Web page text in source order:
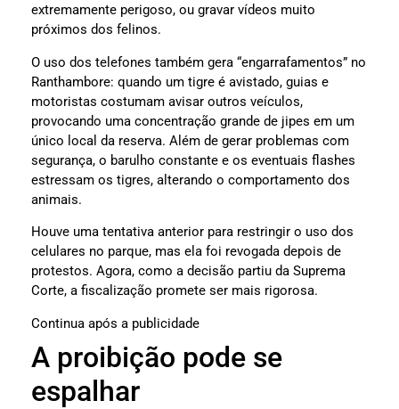
extremamente perigoso, ou gravar vídeos muito
próximos dos felinos.
O uso dos telefones também gera “engarrafamentos” no
Ranthambore: quando um tigre é avistado, guias e
motoristas costumam avisar outros veículos,
provocando uma concentração grande de jipes em um
único local da reserva. Além de gerar problemas com
segurança, o barulho constante e os eventuais flashes
estressam os tigres, alterando o comportamento dos
animais.
Houve uma tentativa anterior para restringir o uso dos
celulares no parque, mas ela foi revogada depois de
protestos. Agora, como a decisão partiu da Suprema
Corte, a fiscalização promete ser mais rigorosa.
Continua após a publicidade
A proibição pode se
espalhar